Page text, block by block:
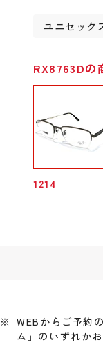
ユニセック
RX8763Dの
1214
WEBからご予約
ム」のいずれか